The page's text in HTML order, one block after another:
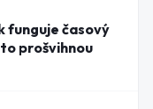
funguje časový
prošvihnou